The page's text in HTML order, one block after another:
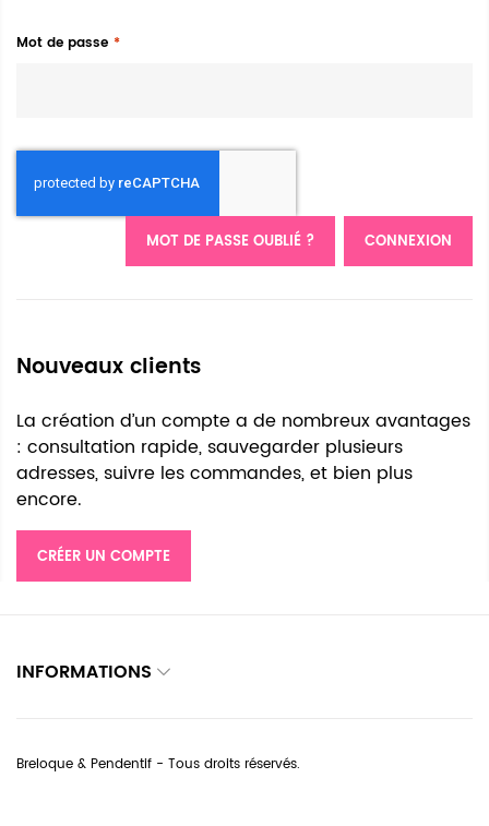
Mot de passe
CONNEXION
MOT DE PASSE OUBLIÉ ?
Nouveaux clients
La création d’un compte a de nombreux avantages
: consultation rapide, sauvegarder plusieurs
adresses, suivre les commandes, et bien plus
encore.
CRÉER UN COMPTE
INFORMATIONS
Breloque & Pendentif - Tous droits réservés.